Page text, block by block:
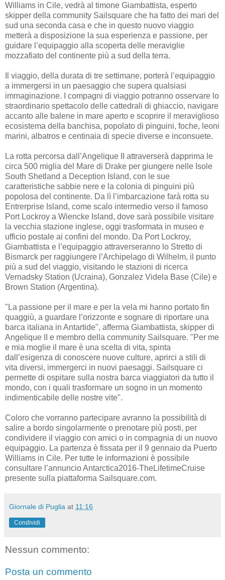
Williams in Cile, vedrà al timone Giambattista, esperto
skipper della community Sailsquare che ha fatto dei mari del
sud una seconda casa e che in questo nuovo viaggio
metterà a disposizione la sua esperienza e passione, per
guidare l’equipaggio alla scoperta delle meraviglie
mozzafiato del continente più a sud della terra.
Il viaggio, della durata di tre settimane, porterà l’equipaggio
a immergersi in un paesaggio che supera qualsiasi
immaginazione. I compagni di viaggio potranno osservare lo
straordinario spettacolo delle cattedrali di ghiaccio, navigare
accanto alle balene in mare aperto e scoprire il meraviglioso
ecosistema della banchisa, popolato di pinguini, foche, leoni
marini, albatros e centinaia di specie diverse e inconsuete.
La rotta percorsa dall’Angelique II attraverserà dapprima le
circa 500 miglia del Mare di Drake per giungere nelle Isole
South Shetland a Deception Island, con le sue
caratteristiche sabbie nere e la colonia di pinguini più
popolosa del continente. Da lì l’imbarcazione farà rotta su
Entrerprise Island, come scalo intermedio verso il famoso
Port Lockroy a Wiencke Island, dove sarà possibile visitare
la vecchia stazione inglese, oggi trasformata in museo e
ufficio postale ai confini del mondo. Da Port Lockroy,
Giambattista e l’equipaggio attraverseranno lo Stretto di
Bismarck per raggiungere l’Archipelago di Wilhelm, il punto
più a sud del viaggio, visitando le stazioni di ricerca
Vernadsky Station (Ucraina), Gonzalez Videla Base (Cile) e
Brown Station (Argentina).
"La passione per il mare e per la vela mi hanno portato fin
quaggiù, a guardare l’orizzonte e sognare di riportare una
barca italiana in Antartide", afferma Giambattista, skipper di
Angelique II e membro della community Sailsquare. "Per me
e mia moglie il mare è una scelta di vita, spinta
dall’esigenza di conoscere nuove culture, aprirci a stili di
vita diversi, immergerci in nuovi paesaggi. Sailsquare ci
permette di ospitare sulla nostra barca viaggiatori da tutto il
mondo, con i quali trasformare un sogno in un momento
indimenticabile delle nostre vite".
Coloro che vorranno partecipare avranno la possibilità di
salire a bordo singolarmente o prenotare più posti, per
condividere il viaggio con amici o in compagnia di un nuovo
equipaggio. La partenza è fissata per il 9 gennaio da Puerto
Williams in Cile. Per tutte le informazioni è possibile
consultare l’annuncio Antarctica2016-TheLifetimeCruise
presente sulla piattaforma Sailsquare.com.
Giornale di Puglia at 11:16
Condividi
Nessun commento:
Posta un commento